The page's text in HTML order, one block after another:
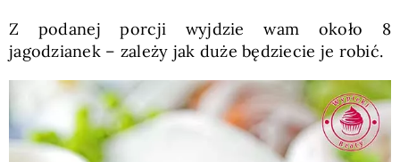
Z podanej porcji wyjdzie wam około 8
jagodzianek – zależy jak duże będziecie je robić.